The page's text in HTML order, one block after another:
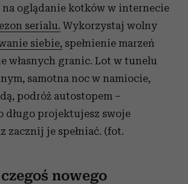
na oglądanie kotków w internecie
serialu. Wykorzystaj wolny
siebie, spełnienie marzeń
własnych granic. Lot w tunelu
samotna noc w namiocie,
podróż autostopem –
długo projektujesz swoje
zacznij je spełniać. (fot.
nowego